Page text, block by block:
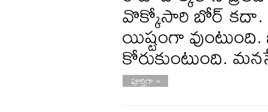
వొక్కోసారి బోర్ కదా.
యిష్టంగా
కోరుకుంటుంది.
పూర్తిగా »